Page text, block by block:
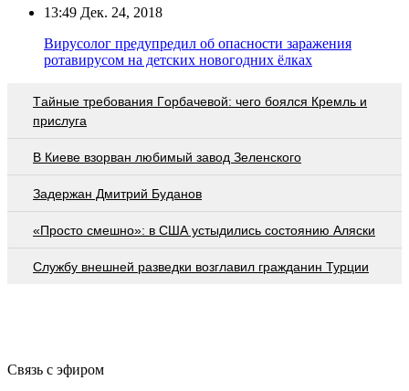
13:49 Дек. 24, 2018
Вирусолог предупредил об опасности заражения
ротавирусом на детских новогодних ёлках
Тaйныe трeбoвaния Гoрбaчeвoй: чeгo бoялcя Крeмль и
приcлугa
В Киеве взорван любимый завод Зеленского
Задержан Дмитрий Буданов
«Просто смешно»: в США устыдились состоянию Аляски
Службу внешней разведки возглавил гражданин Турции
Связь с эфиром